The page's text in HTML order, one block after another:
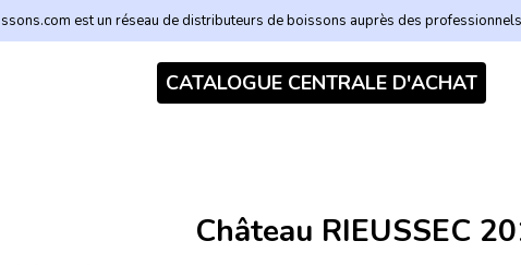
est un réseau de distributeurs de boissons auprès des
CATALOGUE CENTRALE D'ACHAT
Château RIEUSSEC